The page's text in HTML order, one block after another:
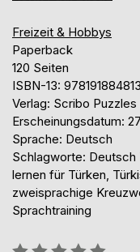
Freizeit & Hobbys
Paperback
120 Seiten
ISBN-13:
Verlag: Scribo
Erscheinungsdatum:
Sprache: Deutsch
Schlagworte:
lernen für Türken,
zweisprachige
Sprachtraining
Bewertung::